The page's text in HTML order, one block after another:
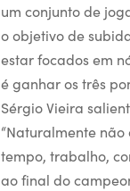
um conjunto de
o objetivo de
estar focados em
é ganhar os três
Sérgio Vieira
“Naturalmente
tempo, trabalho,
ao final do